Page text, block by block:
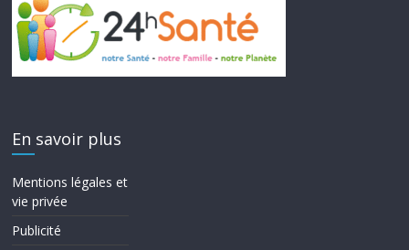
En savoir plus
Mentions légales et
vie privée
Publicité